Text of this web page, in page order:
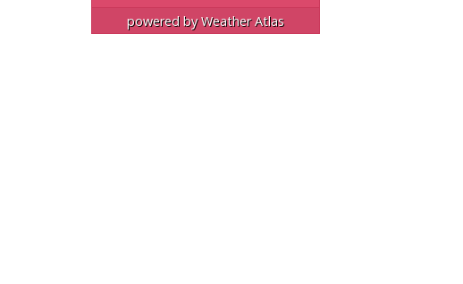
powered byWeather Atlas